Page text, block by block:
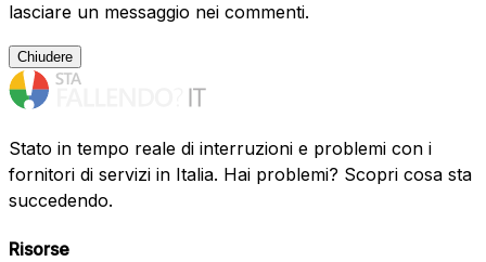
lasciare un messaggio nei commenti.
Chiudere
Stato in tempo reale di interruzioni e problemi con i
fornitori di servizi in Italia. Hai problemi? Scopri cosa sta
succedendo.
Risorse